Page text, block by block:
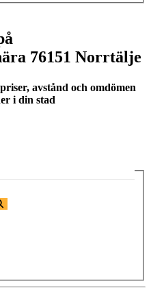
76151 Norrtälje
avstånd och omdömen
i din stad